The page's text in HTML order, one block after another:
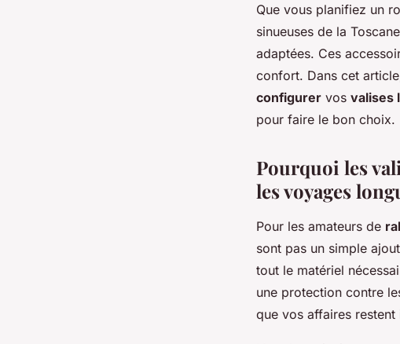
Que vous planifiez un
sinueuses de la
adaptées. Ces
confort. Dans cet
configurer vos valises
pour faire le bon choix.
Pourquoi les
les voyages
Pour les amateurs de
sont pas un simple
tout le matériel
une protection contre
que vos affaires